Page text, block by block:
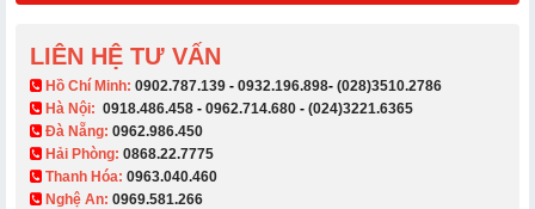
LIÊN HỆ TƯ VẤN
​ Hồ Chí Minh: 0902.787.139 - 0932.196.898- (028)3510.2786
Hà Nội: 0918.486.458 - 0962.714.680 - (024)3221.6365
Đà Nẵng: 0962.986.450
Hải Phòng: 0868.22.7775
Thanh Hóa: 0963.040.460
Nghệ An: 0969.581.266